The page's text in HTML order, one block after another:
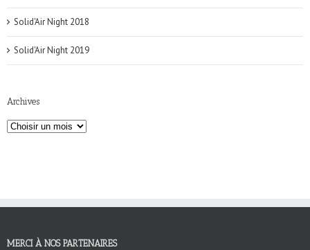
Solid'Air Night 2018
Solid'Air Night 2019
Archives
MERCI À NOS PARTENAIRES